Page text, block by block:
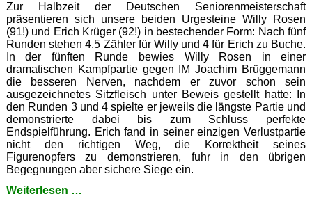
Zur Halbzeit der Deutschen Seniorenmeisterschaft
präsentieren sich unsere beiden Urgesteine Willy Rosen
(91!) und Erich Krüger (92!) in bestechender Form: Nach fünf
Runden stehen 4,5 Zähler für Willy und 4 für Erich zu Buche.
In der fünften Runde bewies Willy Rosen in einer
dramatischen Kampfpartie gegen IM Joachim Brüggemann
die besseren Nerven, nachdem er zuvor schon sein
ausgezeichnetes Sitzfleisch unter Beweis gestellt hatte: In
den Runden 3 und 4 spielte er jeweils die längste Partie und
demonstrierte dabei bis zum Schluss perfekte
Endspielführung. Erich fand in seiner einzigen Verlustpartie
nicht den richtigen Weg, die Korrektheit seines
Figurenopfers zu demonstrieren, fuhr in den übrigen
Begegnungen aber sichere Siege ein.
Weiterlesen …